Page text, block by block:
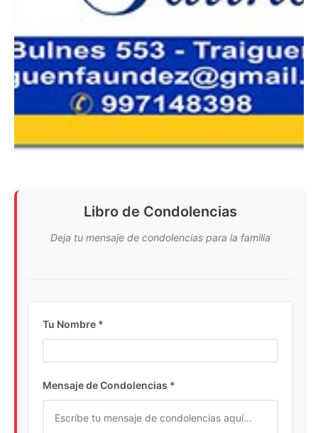
Libro de Condolencias
Deja tu mensaje de condolencias para la familia
Tu Nombre *
Mensaje de Condolencias *